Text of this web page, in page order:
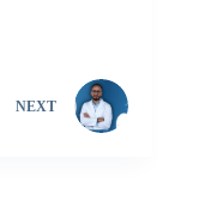
NEXT